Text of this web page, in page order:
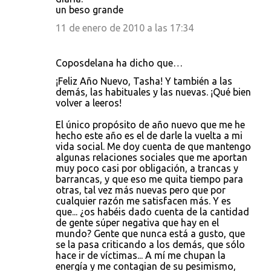
un beso grande
11 de enero de 2010 a las 17:34
Coposdelana ha dicho que…
¡Feliz Año Nuevo, Tasha! Y también a las
demás, las habituales y las nuevas. ¡Qué bien
volver a leeros!
El único propósito de año nuevo que me he
hecho este año es el de darle la vuelta a mi
vida social. Me doy cuenta de que mantengo
algunas relaciones sociales que me aportan
muy poco casi por obligación, a trancas y
barrancas, y que eso me quita tiempo para
otras, tal vez más nuevas pero que por
cualquier razón me satisfacen más. Y es
que... ¿os habéis dado cuenta de la cantidad
de gente súper negativa que hay en el
mundo? Gente que nunca está a gusto, que
se la pasa criticando a los demás, que sólo
hace ir de víctimas... A mí me chupan la
energía y me contagian de su pesimismo,